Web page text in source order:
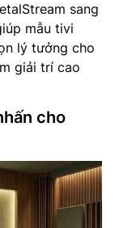
sang
mẫu tivi
lý tưởng cho
giải trí cao
cho